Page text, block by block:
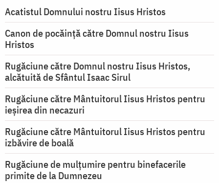
Acatistul Domnului nostru Iisus Hristos
Canon de pocăință către Domnul nostru Iisus
Hristos
Rugăciune către Domnul nostru Iisus Hristos,
alcătuită de Sfântul Isaac Sirul
Rugăciune către Mântuitorul Iisus Hristos pentru
ieşirea din necazuri
Rugăciune către Mântuitorul Iisus Hristos pentru
izbăvire de boală
Rugăciune de mulțumire pentru binefacerile
primite de la Dumnezeu